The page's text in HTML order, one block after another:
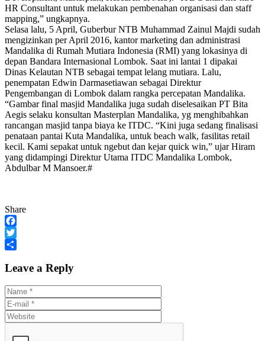
HR Consultant untuk melakukan pembenahan organisasi dan staff
mapping,” ungkapnya.
Selasa lalu, 5 April, Guberbur NTB Muhammad Zainul Majdi sudah
mengizinkan per April 2016, kantor marketing dan administrasi
Mandalika di Rumah Mutiara Indonesia (RMI) yang lokasinya di
depan Bandara Internasional Lombok. Saat ini lantai 1 dipakai
Dinas Kelautan NTB sebagai tempat lelang mutiara. Lalu,
penempatan Edwin Darmasetiawan sebagai Direktur
Pengembangan di Lombok dalam rangka percepatan Mandalika.
“Gambar final masjid Mandalika juga sudah diselesaikan PT Bita
Aegis selaku konsultan Masterplan Mandalika, yg menghibahkan
rancangan masjid tanpa biaya ke ITDC. “Kini juga sedang finalisasi
penataan pantai Kuta Mandalika, untuk beach walk, fasilitas retail
kecil. Kami sepakat untuk ngebut dan kejar quick win,” ujar Hiram
yang didampingi Direktur Utama ITDC Mandalika Lombok,
Abdulbar M Mansoer.#
Share
Facebook
Twitter
Leave a Reply